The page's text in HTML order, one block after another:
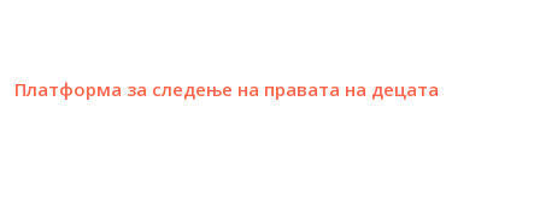
Платформа за следење на правата на децата